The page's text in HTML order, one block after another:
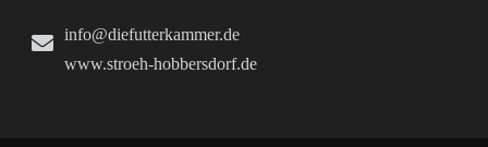
info@diefutterkammer.de
www.stroeh-hobbersdorf.de